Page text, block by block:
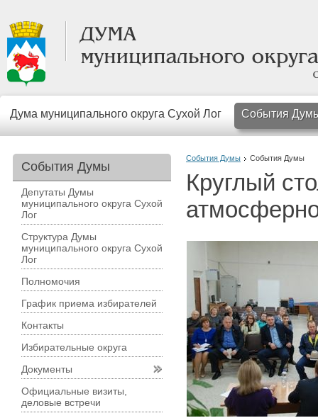
Дума муниципального округа Сухой Лог События
События Думы События Думы
Круглый
События Думы
Депутаты Думы
муниципального округа Сухой
Лог
Структура Думы
муниципального округа Сухой
Лог
Полномочия
График приема избирателей
Контакты
Избирательные округа
Документы
Официальные визиты,
деловые встречи